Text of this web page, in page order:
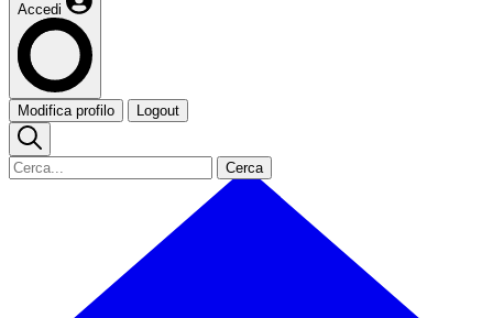
Accedi
Modifica profilo Logout
Cerca